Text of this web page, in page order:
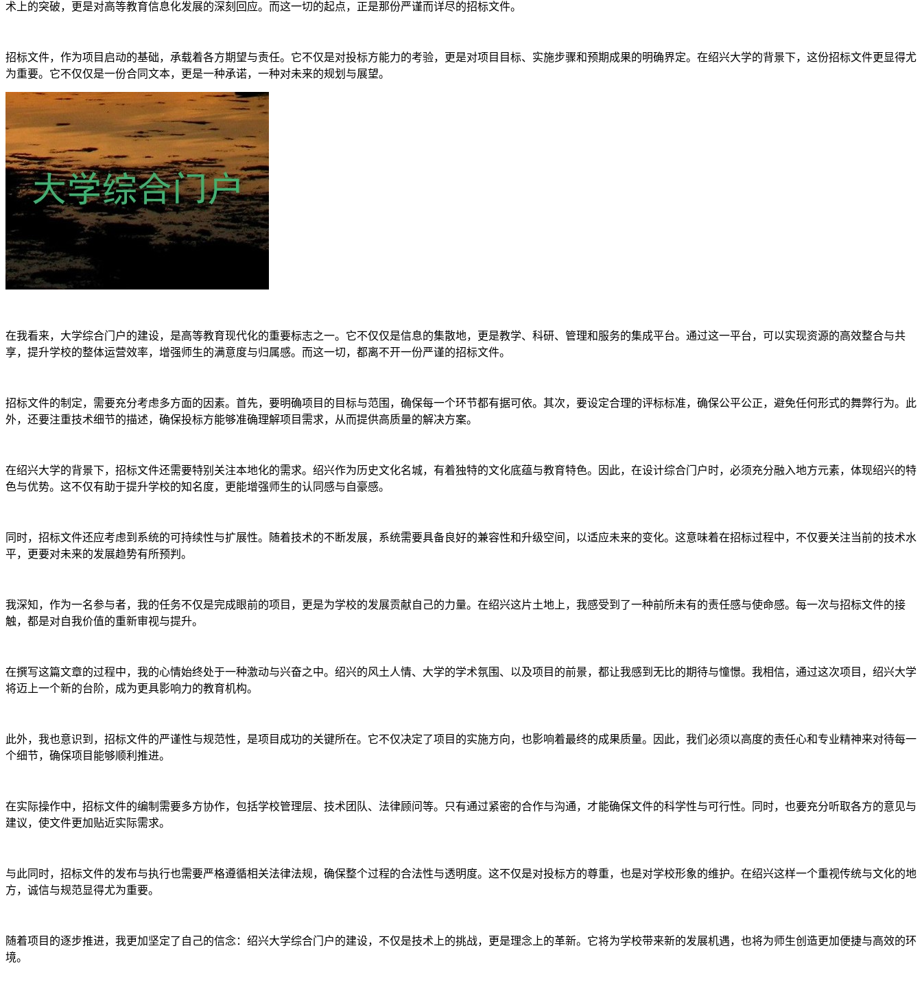
术上的突破，更是对高等教育信息化发展的深刻回应。而这一切的起点，正是那份严谨而详尽的招标文件。
招标文件，作为项目启动的基础，承载着各方期望与责任。它不仅是对投标方能力的考验，更是对项目目标、实施步骤和预期成果的明确界定。在绍兴大学的背景下，这份招标文件更显得尤
为重要。它不仅仅是一份合同文本，更是一种承诺，一种对未来的规划与展望。
在我看来，大学综合门户的建设，是高等教育现代化的重要标志之一。它不仅仅是信息的集散地，更是教学、科研、管理和服务的集成平台。通过这一平台，可以实现资源的高效整合与共
享，提升学校的整体运营效率，增强师生的满意度与归属感。而这一切，都离不开一份严谨的招标文件。
招标文件的制定，需要充分考虑多方面的因素。首先，要明确项目的目标与范围，确保每一个环节都有据可依。其次，要设定合理的评标标准，确保公平公正，避免任何形式的舞弊行为。此
外，还要注重技术细节的描述，确保投标方能够准确理解项目需求，从而提供高质量的解决方案。
在绍兴大学的背景下，招标文件还需要特别关注本地化的需求。绍兴作为历史文化名城，有着独特的文化底蕴与教育特色。因此，在设计综合门户时，必须充分融入地方元素，体现绍兴的特
色与优势。这不仅有助于提升学校的知名度，更能增强师生的认同感与自豪感。
同时，招标文件还应考虑到系统的可持续性与扩展性。随着技术的不断发展，系统需要具备良好的兼容性和升级空间，以适应未来的变化。这意味着在招标过程中，不仅要关注当前的技术水
平，更要对未来的发展趋势有所预判。
我深知，作为一名参与者，我的任务不仅是完成眼前的项目，更是为学校的发展贡献自己的力量。在绍兴这片土地上，我感受到了一种前所未有的责任感与使命感。每一次与招标文件的接
触，都是对自我价值的重新审视与提升。
在撰写这篇文章的过程中，我的心情始终处于一种激动与兴奋之中。绍兴的风土人情、大学的学术氛围、以及项目的前景，都让我感到无比的期待与憧憬。我相信，通过这次项目，绍兴大学
将迈上一个新的台阶，成为更具影响力的教育机构。
此外，我也意识到，招标文件的严谨性与规范性，是项目成功的关键所在。它不仅决定了项目的实施方向，也影响着最终的成果质量。因此，我们必须以高度的责任心和专业精神来对待每一
个细节，确保项目能够顺利推进。
在实际操作中，招标文件的编制需要多方协作，包括学校管理层、技术团队、法律顾问等。只有通过紧密的合作与沟通，才能确保文件的科学性与可行性。同时，也要充分听取各方的意见与
建议，使文件更加贴近实际需求。
与此同时，招标文件的发布与执行也需要严格遵循相关法律法规，确保整个过程的合法性与透明度。这不仅是对投标方的尊重，也是对学校形象的维护。在绍兴这样一个重视传统与文化的地
方，诚信与规范显得尤为重要。
随着项目的逐步推进，我更加坚定了自己的信念：绍兴大学综合门户的建设，不仅是技术上的挑战，更是理念上的革新。它将为学校带来新的发展机遇，也将为师生创造更加便捷与高效的环
境。